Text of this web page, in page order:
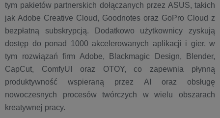
tym pakietów partnerskich dołączanych przez ASUS, takich
jak Adobe Creative Cloud, Goodnotes oraz GoPro Cloud z
bezpłatną subskrypcją. Dodatkowo użytkownicy zyskują
dostęp do ponad 1000 akcelerowanych aplikacji i gier, w
tym rozwiązań firm Adobe, Blackmagic Design, Blender,
CapCut, ComfyUI oraz OTOY, co zapewnia płynną
produktywność wspieraną przez AI oraz obsługę
nowoczesnych procesów twórczych w wielu obszarach
kreatywnej pracy.